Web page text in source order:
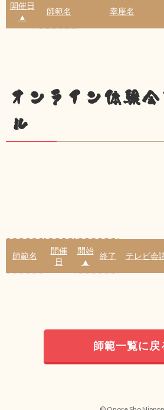
開催日
▲
師範名 幸座名
オンライン体験
ル
師範名
開催
日
開始
▲
終了 テレビ会
師範一覧に戻